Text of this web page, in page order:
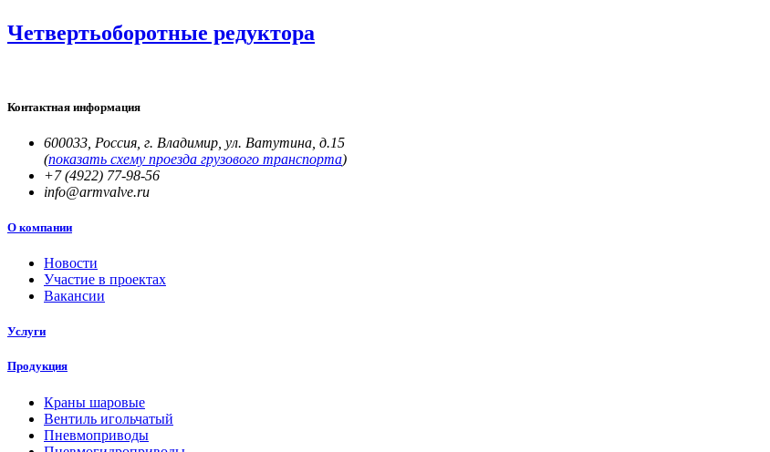
Четвертьоборотные редуктора
Контактная информация
600033 Россия, г. Владимир ул. Ватутина, д.15
(показать схему проезда грузового транспорта)
+7 (4922) 77-98-56
info@armvalve.ru
О компании
Новости
Участие в проектах
Вакансии
Услуги
Продукция
Краны шаровые
Вентиль игольчатый
Пневмоприводы